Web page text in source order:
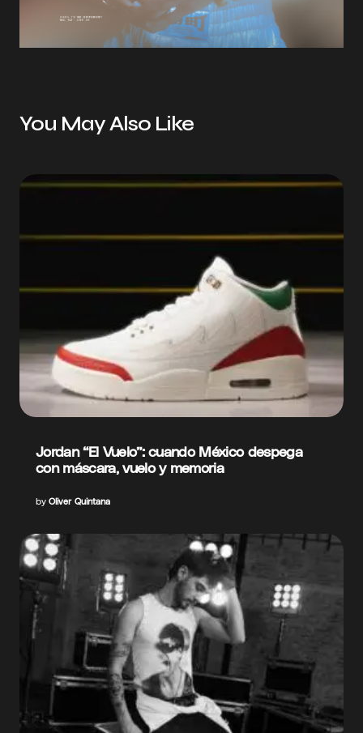
You May Also Like
Jordan “El Vuelo”: cuando México despega
con máscara, vuelo y memoria
by Oliver Quintana